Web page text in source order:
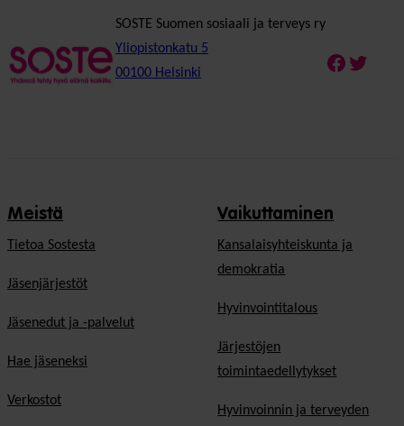
SOSTE Suomen sosiaali ja terveys ry
Yliopistonkatu 5
00100 Helsinki
Meistä
Tietoa Sostesta
Jäsenjärjestöt
Jäsenedut ja -palvelut
Hae jäseneksi
Verkostot
Vaikuttaminen
Kansalaisyhteiskunta ja
demokratia
Hyvinvointitalous
Järjestöjen
toimintaedellytykset
Hyvinvoinnin ja terveyden